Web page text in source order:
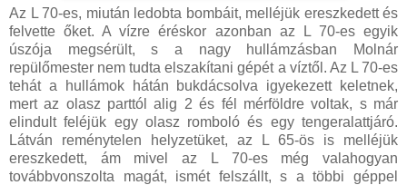
Az L 70-es, miután ledobta bombáit, melléjük ereszkedett és
felvette őket. A vízre éréskor azonban az L 70-es egyik
úszója megsérült, s a nagy hullámzásban Molnár
repülőmester nem tudta elszakítani gépét a víztől. Az L 70-es
tehát a hullámok hátán bukdácsolva igyekezett keletnek,
mert az olasz parttól alig 2 és fél mérföldre voltak, s már
elindult feléjük egy olasz romboló és egy tengeralattjáró.
Látván reménytelen helyzetüket, az L 65-ös is melléjük
ereszkedett, ám mivel az L 70-es még valahogyan
továbbvonszolta magát, ismét felszállt, s a többi géppel